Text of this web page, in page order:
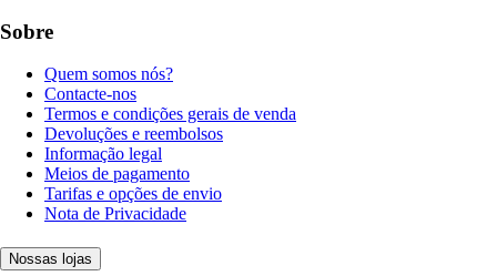
Sobre
Quem somos nós?
Contacte-nos
Termos e condições gerais de venda
Devoluções e reembolsos
Informação legal
Meios de pagamento
Tarifas e opções de envio
Nota de Privacidade
Nossas lojas